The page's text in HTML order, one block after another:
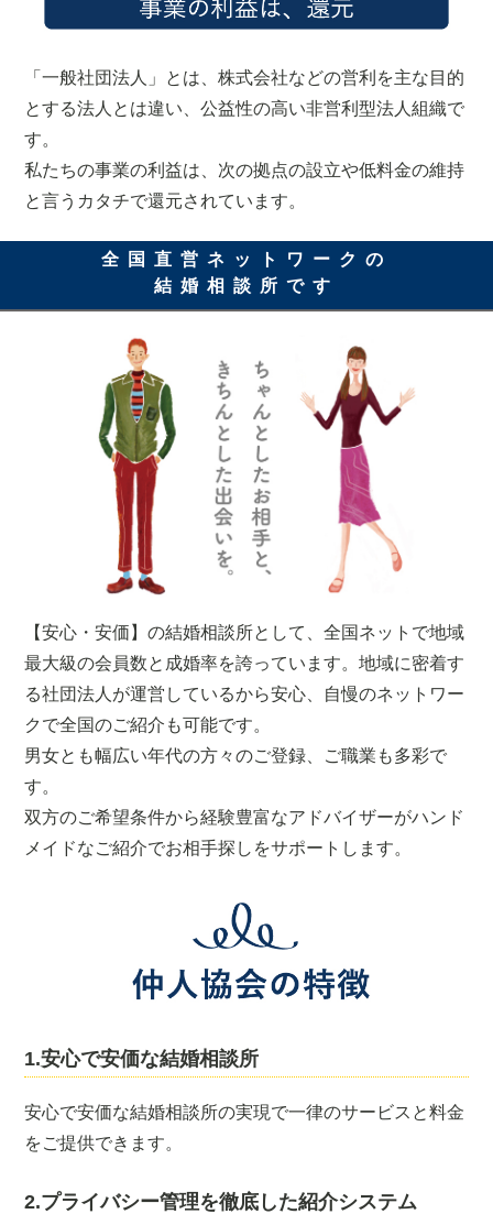
「一般社団法人」とは、株式会社などの営利を主な目的
とする法人とは違い、公益性の高い非営利型法人組織で
す。
私たちの事業の利益は、次の拠点の設立や低料金の維持
と言うカタチで還元されています。
全国直営ネットワークの
結婚相談所です
【安心・安価】の結婚相談所として、全国ネットで地域
最大級の会員数と成婚率を誇っています。地域に密着す
る社団法人が運営しているから安心、自慢のネットワー
クで全国のご紹介も可能です。
男女とも幅広い年代の方々のご登録、ご職業も多彩で
す。
双方のご希望条件から経験豊富なアドバイザーがハンド
メイドなご紹介でお相手探しをサポートします。
1.安心で安価な結婚相談所
安心で安価な結婚相談所の実現で一律のサービスと料金
をご提供できます。
2.プライバシー管理を徹底した紹介システム